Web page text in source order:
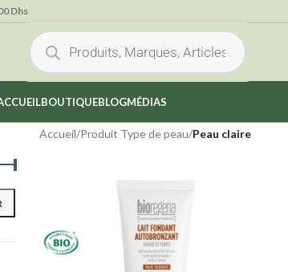
Dhs
BOUTIQUEBLOGMÉDIAS
Accueil/Produit Type de peau/Peau claire